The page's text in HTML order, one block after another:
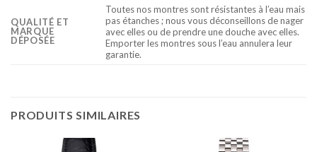
QUALITÉ ET
MARQUE
DÉPOSÉE
Toutes nos montres sont résistantes à l’eau mais
pas étanches ; nous vous déconseillons de nager
avec elles ou de prendre une douche avec elles.
Emporter les montres sous l’eau annulera leur
garantie.
PRODUITS SIMILAIRES